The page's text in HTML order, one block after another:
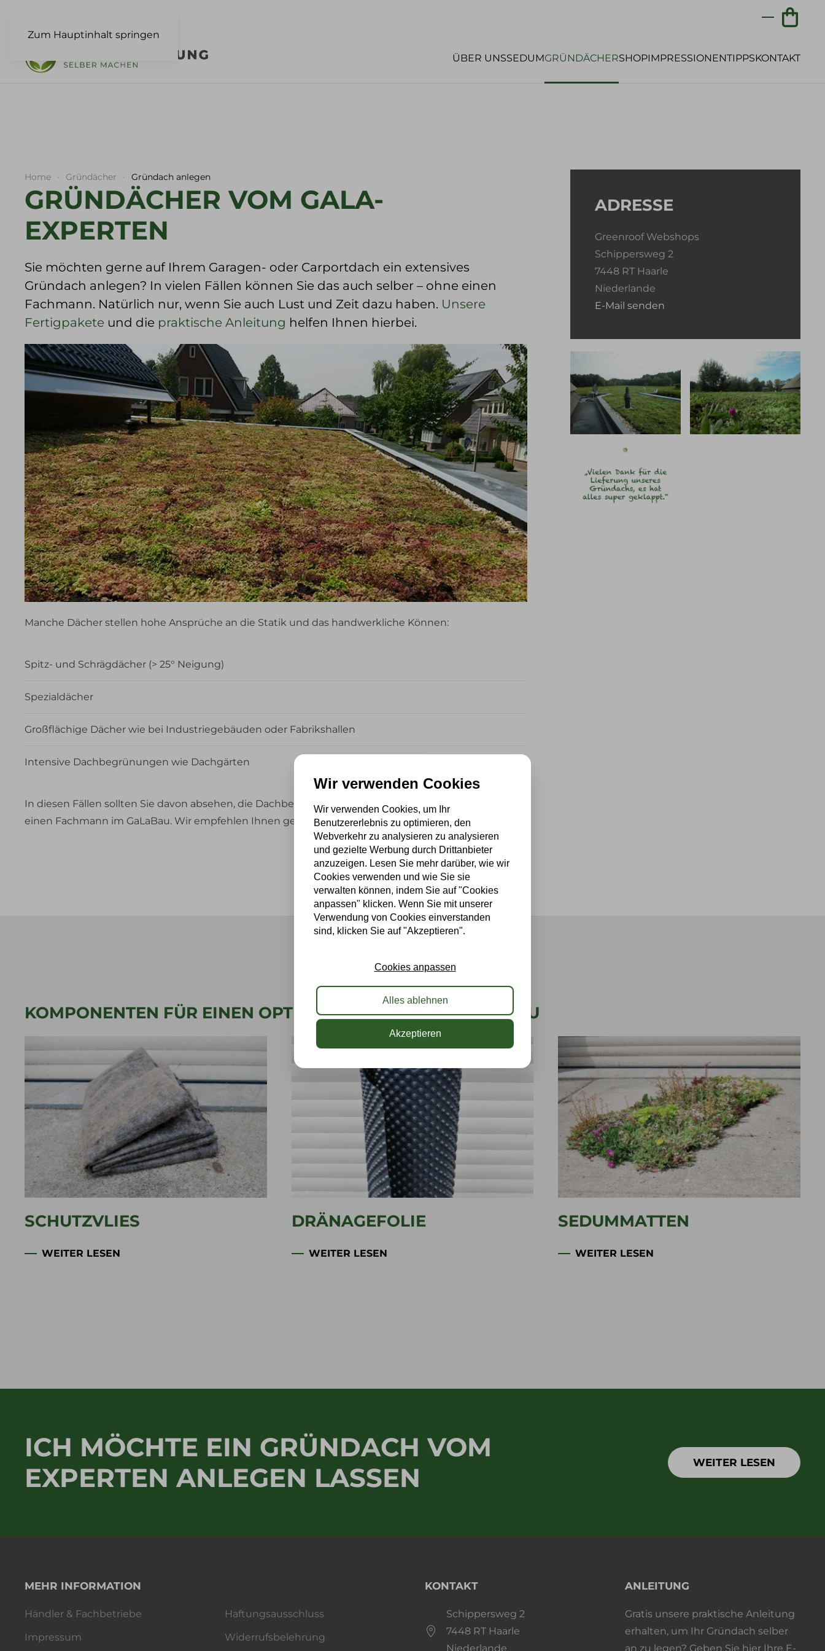
Zum Hauptinhalt springen
ÜBER UNSSEDUMGRÜNDÄCHERSHOPIMPRESSIONENTIPPSKONTAKT
GRÜNDÄCHER EINFACH
UND SCHNELL SELBER
Home Gründächer Gründach anlegen
GRÜNDÄCHER VOM GALA-
EXPERTEN
Sie möchten gerne auf Ihrem Garagen- oder Carportdach ein extensives
Gründach anlegen? In vielen Fällen können Sie das auch selber – ohne einen
Fachmann. Natürlich nur, wenn Sie auch Lust und Zeit dazu haben. Unsere
Fertigpakete und die praktische Anleitung helfen Ihnen hierbei.
Manche Dächer stellen hohe Ansprüche an die Statik und das handwerkliche Können:
Spitz- und Schrägdächer (> 25° Neigung)
Spezialdächer
Großflächige Dächer wie bei Industriegebäuden oder Fabrikshallen
Intensive Dachbegrünungen wie Dachgärten
In diesen Fällen sollten Sie davon absehen, die Dachbegrünung selber an zu legen. Konsultieren Sie
einen Fachmann im GaLaBau. Wir empfehlen Ihnen gerne einen Fachmann in Ihrer Nähe.
ADRESSE
Greenroof Webshops
Schippersweg 2
7448 RT Haarle
Niederlande
E-Mail senden
KOMPONENTEN FÜR EINEN OPTIMALEN GRÜNDACH-AUFBAU
SCHUTZVLIES
WEITER LESEN
DRÄNAGEFOLIE
WEITER LESEN
SEDUMMATTEN
WEITER LESEN
ICH MÖCHTE EIN GRÜNDACH VOM
EXPERTEN ANLEGEN LASSEN
WEITER LESEN
MEHR INFORMATION
Händler & Fachbetriebe
Impressum
Haftungsausschluss
Widerrufsbelehrung
KONTAKT
Schippersweg 2
7448 RT Haarle
Niederlande
ANLEITUNG
Gratis unsere praktische Anleitung
erhalten, um Ihr Gründach selber
an zu legen? Geben Sie hier Ihre E-
Wir verwenden Cookies
Wir verwenden Cookies, um Ihr
Benutzererlebnis zu optimieren, den
Webverkehr zu analysieren zu analysieren
und gezielte Werbung durch Drittanbieter
anzuzeigen. Lesen Sie mehr darüber, wie wir
Cookies verwenden und wie Sie sie
verwalten können, indem Sie auf "Cookies
anpassen" klicken. Wenn Sie mit unserer
Verwendung von Cookies einverstanden
sind, klicken Sie auf "Akzeptieren".
Cookies anpassen
Alles ablehnen
Akzeptieren